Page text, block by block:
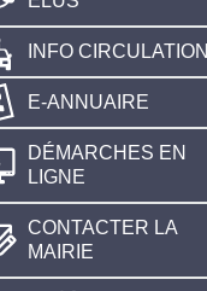
INFO CIRCULATION
E-ANNUAIRE
DÉMARCHES EN
LIGNE
CONTACTER LA
MAIRIE